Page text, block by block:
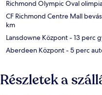
Richmond Olympic Oval
CF Richmond Centre Mall
km
Lansdowne Központ- 13 perc
Aberdeen Központ- 5 perc
Részletek a